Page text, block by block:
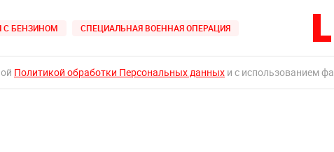
С БЕНЗИНОМ СПЕЦИАЛЬНАЯ ВОЕННАЯ ОПЕРАЦИЯ
Политикой обработки Персональных данных и с использованием